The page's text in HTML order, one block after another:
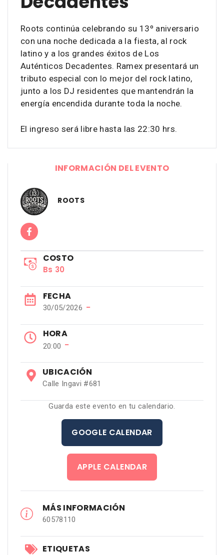
Roots continúa celebrando su 13º aniversario
con una noche dedicada a la fiesta, al rock
latino y a los grandes éxitos de Los
Auténticos Decadentes. Ramex presentará un
tributo especial con lo mejor del rock latino,
junto a los DJ residentes que mantendrán la
energía encendida durante toda la noche.
El ingreso será libre hasta las 22:30 hrs.
INFORMACIÓN DEL EVENTO
ROOTS
COSTO
Bs 30
FECHA
30/05/2026 −
HORA
20:00 −
UBICACIÓN
Calle Ingavi #681
Guarda este evento en tu calendario.
GOOGLE CALENDAR
APPLE CALENDAR
MÁS INFORMACIÓN
60578110
ETIQUETAS